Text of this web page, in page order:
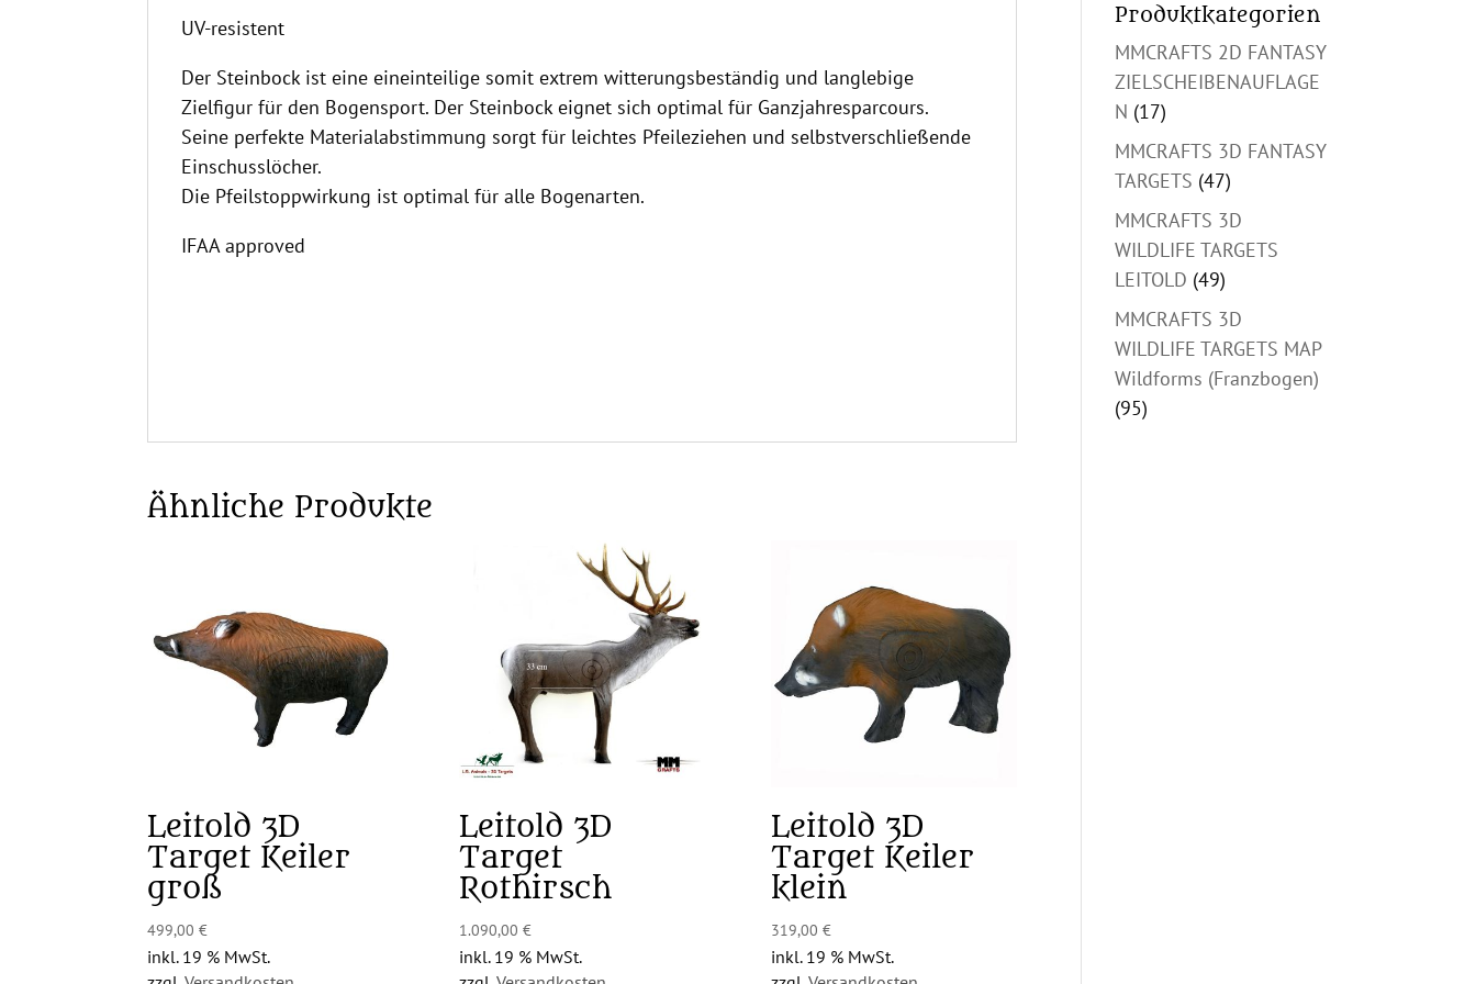
UV-resistent
Der Steinbock ist eine eineinteilige somit extrem witterungsbeständig und langlebige
Zielfigur für den Bogensport. Der Steinbock eignet sich optimal für Ganzjahresparcours.
Seine perfekte Materialabstimmung sorgt für leichtes Pfeileziehen und selbstverschließende
Einschusslöcher.
Die Pfeilstoppwirkung ist optimal für alle Bogenarten.
IFAA approved
Ähnliche Produkte
Leitold 3D
Target Keiler
groß
499,00€
inkl. 19 % MwSt.
Leitold 3D
Target
Rothirsch
1.090,00 €
inkl. 19 % MwSt.
Leitold 3D
Target Keiler
klein
319,00 €
inkl. 19 % MwSt.
Produktkategorien
MMCRAFTS 2D FANTASY
ZIELSCHEIBENAUFLAGE
N (17)
MMCRAFTS 3D FANTASY
TARGETS (47)
MMCRAFTS 3D
WILDLIFE TARGETS
LEITOLD (49)
MMCRAFTS 3D
WILDLIFE TARGETS MAP
Wildforms (Franzbogen)
(95)